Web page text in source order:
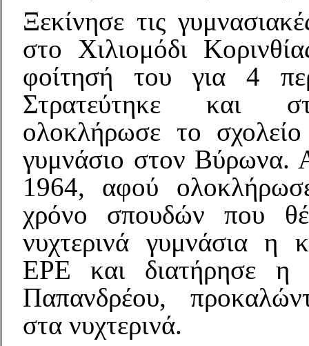
Ξεκίνησε τις
στο Χιλιομόδι
φοίτησή του για 4
Στρατεύτηκε και
ολοκλήρωσε το
γυμνάσιο στον Βύρωνα.
1964, αφού
χρόνο σπουδών που
νυχτερινά γυμνάσια η
ΕΡΕ και διατήρησε η
Παπανδρέου,
στα νυχτερινά.